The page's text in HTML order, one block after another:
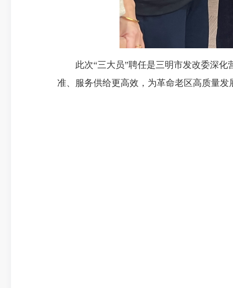
此次“三大员”聘任是三明市发改委深化
准、服务供给更高效，为革命老区高质量发